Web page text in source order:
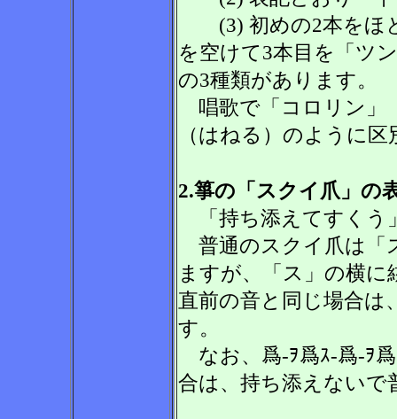
(3) 初めの2本をほと
を空けて3本目を「ツ
の3種類があります。
唱歌で「コロリン」
（はねる）のように
2.箏の「スクイ爪」の
「持ち添えてすくう
普通のスクイ爪は「
ますが、「ス」の横
直前の音と同じ場合は
す。
なお、爲-ｦ爲ｽ-爲-ｦ
合は、持ち添えないで